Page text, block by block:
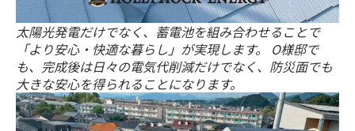
太陽光発電だけでなく、蓄電池を組み合わせることで
「より安心・快適な暮らし」が実現します。 O様邸で
も、完成後は日々の電気代削減だけでなく、防災面でも
大きな安心を得られることになります。